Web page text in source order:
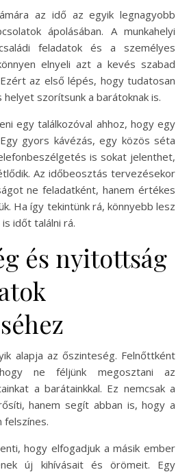
az idő az egyik legnagyobb
ápolásában. A munkahelyi
feladatok és a személyes
elnyeli azt a kevés szabad
az első lépés, hogy tudatosan
szorítsunk a barátoknak is.
egy találkozóval ahhoz, hogy egy
gyors kávézás, egy közös séta
is sokat jelenthet,
Az időbeosztás tervezésekor
ne feladatként, hanem értékes
Ha így tekintünk rá, könnyebb lesz
időt találni rá.
és nyitottság
alapja az őszinteség. Felnőttként
ne féljünk megosztani az
a barátainkkal. Ez nemcsak a
hanem segít abban is, hogy a
felszínes.
hogy elfogadjuk a másik ember
új kihívásait és örömeit. Egy